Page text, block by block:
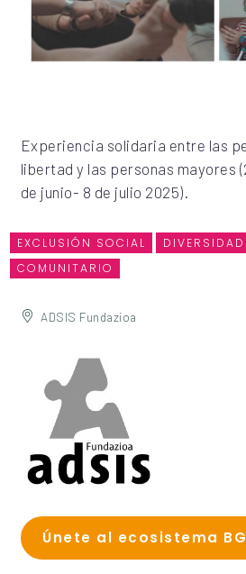
Experiencia solidaria entre las
libertad y las personas mayores
de junio- 8 de julio 2025).
EXCLUSIÓN SOCIAL
COMUNITARIO
ADSIS Fundazioa
Únete al ecosistema BG